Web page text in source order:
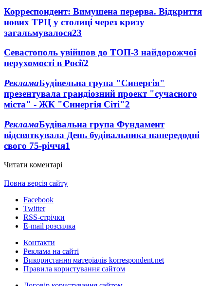
Корреспондент: Вимушена перерва. Відкриття
нових ТРЦ у столиці через кризу
загальмувалося23
Севастополь увійшов до ТОП-3 найдорожчої
нерухомості в Росії2
РекламаБудівельна група "Синергія"
презентувала грандіозний проект "сучасного
міста" - ЖК "Синергія Сіті"2
РекламаБудівальна група Фундамент
відсвяткувала День будівальника напередодні
свого 75-річчя1
Читати коментарі
Повна версія сайту
Facebook
Twitter
RSS-стрічки
E-mail розсилка
Контакти
Реклама на сайті
Використання матеріалів korrespondent.net
Правила користування сайтом